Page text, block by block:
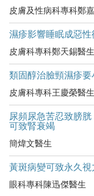
皮膚及性病科專科鄭
濕疹影響睡眠成惡
皮膚科專科鄭天錫醫生
類固醇治臉頸濕疹
皮膚科專科王慶榮醫生
尿頻尿急苦忍致膀
可致腎衰竭
簡煒文醫生
黃斑病變可致永久
眼科專科陳迅傑醫生